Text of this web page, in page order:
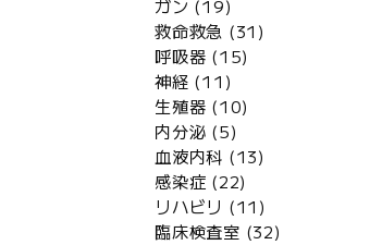
ガン (19)
救命救急 (31)
呼吸器 (15)
神経 (11)
生殖器 (10)
内分泌 (5)
血液内科 (13)
感染症 (22)
リハビリ (11)
臨床検査室 (32)